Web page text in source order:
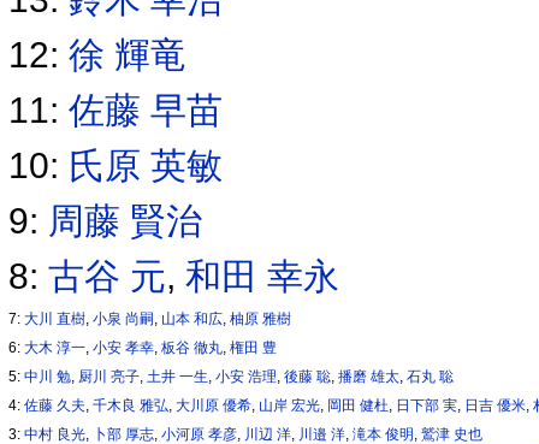
12:徐 輝竜
11:佐藤 早苗
10: 氏原 英敏
9: 周藤 賢治
8:古谷 元,和田 幸永
7:大川 直樹 ,小泉 尚嗣 山本 和広 ,柚原 雅樹
6:大木 淳一,小安 孝幸,板谷 徹丸,権田 豊
5:中川 勉, 厨川 亮子,土井 一生,小安 浩理,後藤 聡,播磨 雄太,石丸 聡
4:佐藤 久夫,千木良 雅弘,大川原 優希, 山岸 宏光, 岡田 健杜, 日下部 実, 日吉 優米,
3:中村 良光, 卜部 厚志,小河原 孝彦, 川辺 洋, 川邉 洋,滝本 俊明 ,鷲津 史也